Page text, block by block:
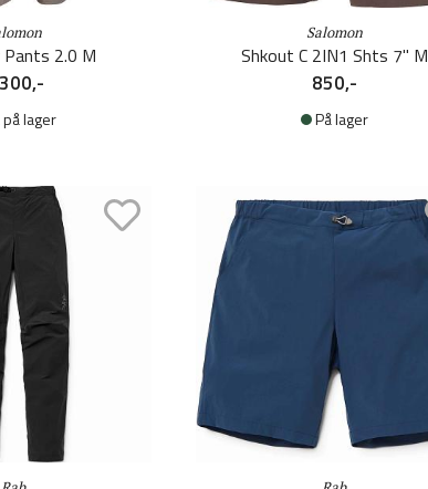
2.0 M
på lager
Salomon
Shkout C 2IN1 Shts 7'' M
850,-
På lager